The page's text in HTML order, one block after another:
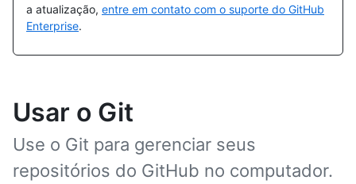
a atualização, entre em contato com o suporte do GitHub
Enterprise.
Usar o Git
Use o Git para gerenciar seus
repositórios do GitHub no computador.